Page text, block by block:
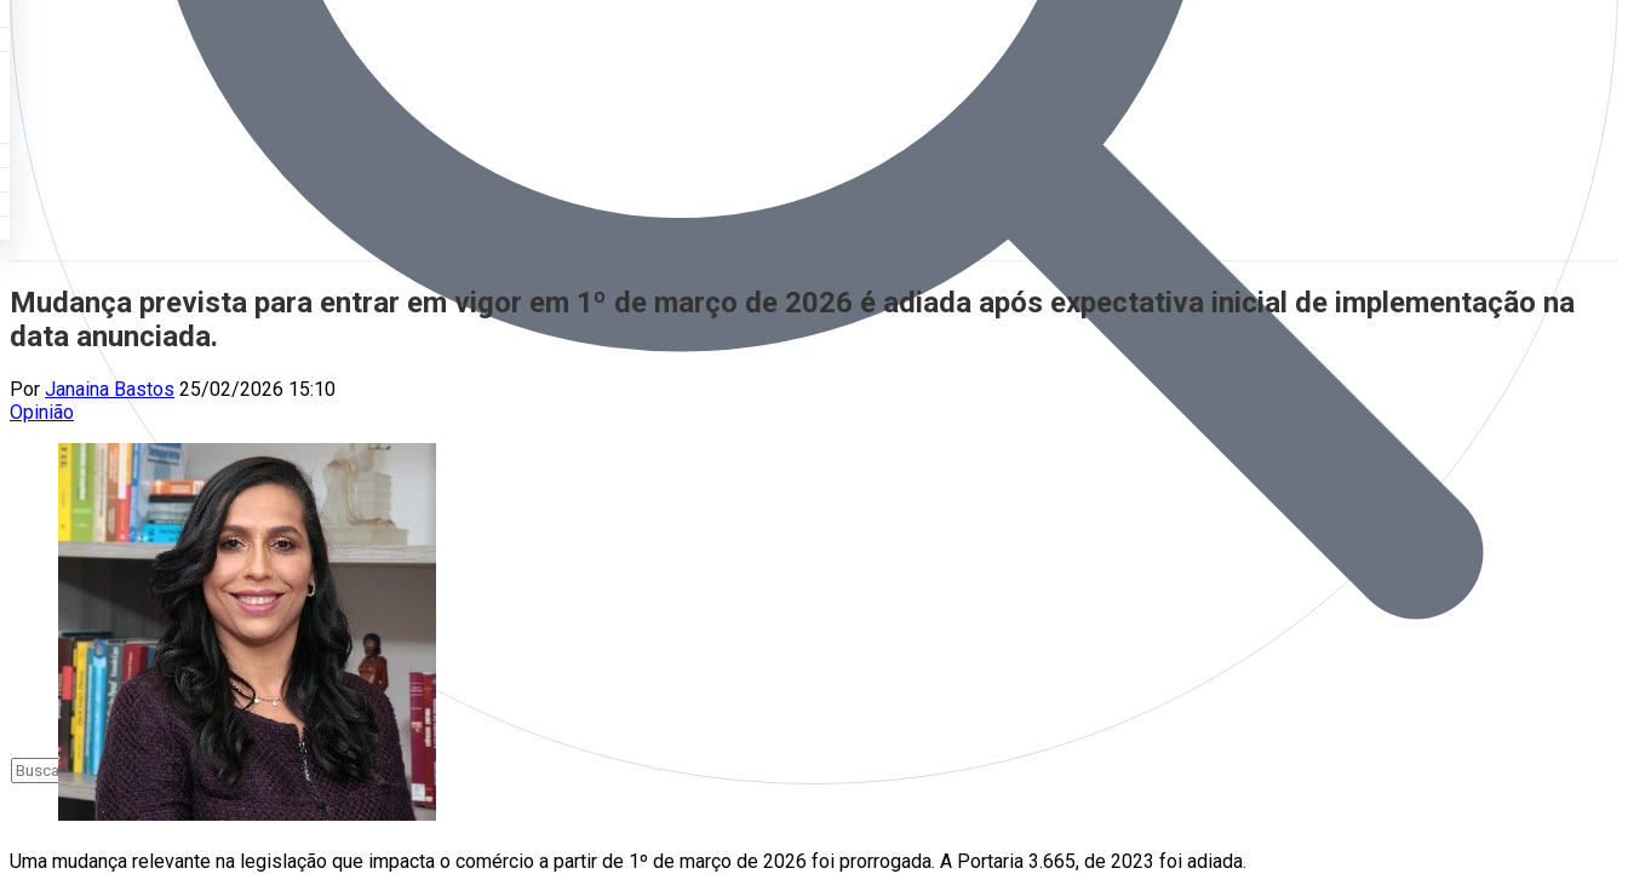
Mudança prevista para entrar em vigor em 1º de março de 2026 é adiada após expectativa inicial de implementação na
data anunciada.
Por Janaina Bastos 25/02/2026 15:10
Opinião
Uma mudança relevante na legislação que impacta o comércio a partir de 1º de março de 2026 foi prorrogada. A Portaria 3.665, de 2023 foi adiada.